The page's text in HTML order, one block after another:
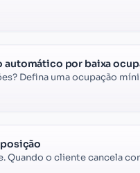
automático por baixa
Defina uma ocupação
Quando o cliente cancela